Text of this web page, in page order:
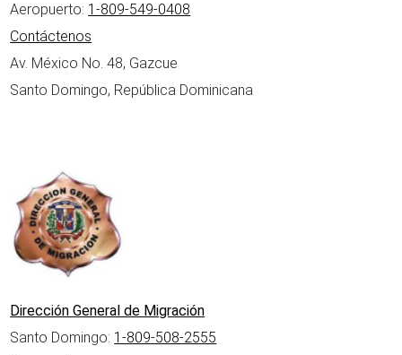
Aeropuerto: 1-809-549-0408
Contáctenos
Av. México No. 48, Gazcue
Santo Domingo, República Dominicana
Dirección General de Migración
Santo Domingo: 1-809-508-2555